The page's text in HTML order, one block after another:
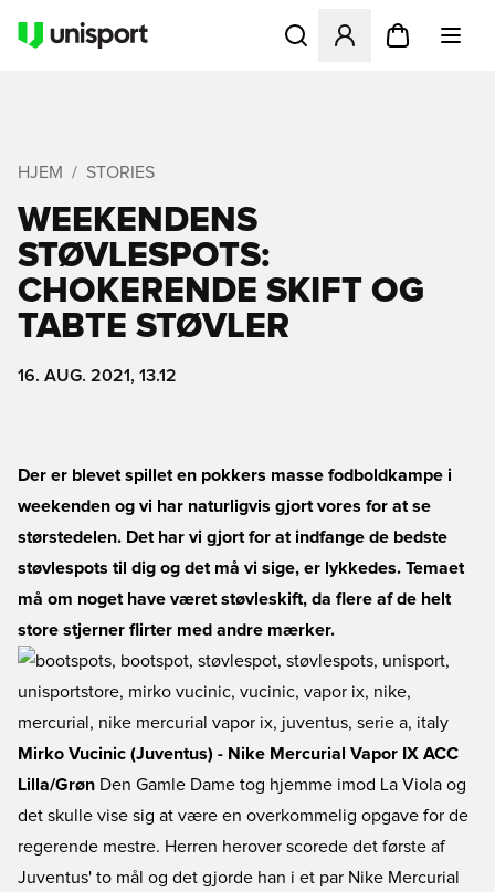
Åbner en Modal til at
HJEM STORIES
WEEKENDENS
STØVLESPOTS:
CHOKERENDE SKIFT OG
TABTE STØVLER
16. AUG. 2021, 13.12
Der er blevet spillet en pokkers masse fodboldkampe i
weekenden og vi har naturligvis gjort vores for at se
størstedelen. Det har vi gjort for at indfange de bedste
støvlespots til dig og det må vi sige, er lykkedes. Temaet
må om noget have været støvleskift, da flere af de helt
store stjerner flirter med andre mærker.
Mirko Vucinic (Juventus) - Nike Mercurial Vapor IX ACC
Lilla/Grøn Den Gamle Dame tog hjemme imod La Viola og
det skulle vise sig at være en overkommelig opgave for de
regerende mestre. Herren herover scorede det første af
Juventus' to mål og det gjorde han i et par Nike Mercurial